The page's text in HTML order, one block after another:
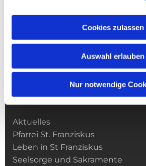
Cookies zulassen
Auswahl erlauben
Nur notwendige
Kirchengemeinde­­ St.
Aktuelles
Pfarrei St. Franziskus
Leben in St Franziskus
Seelsorge und Sakramente